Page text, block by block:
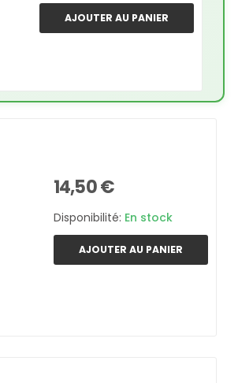
AJOUTER AU PANIER
14,50 €
Disponibilité: En stock
AJOUTER AU PANIER